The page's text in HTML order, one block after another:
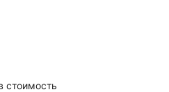
стоимость